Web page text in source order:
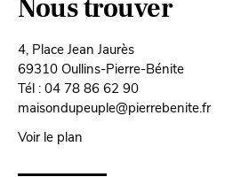
Nous trouver
4, Place Jean Jaurès
69310 Oullins-Pierre-Bénite
Tél : 04 78 86 62 90
maisondupeuple@pierrebenite.fr
Voir le plan